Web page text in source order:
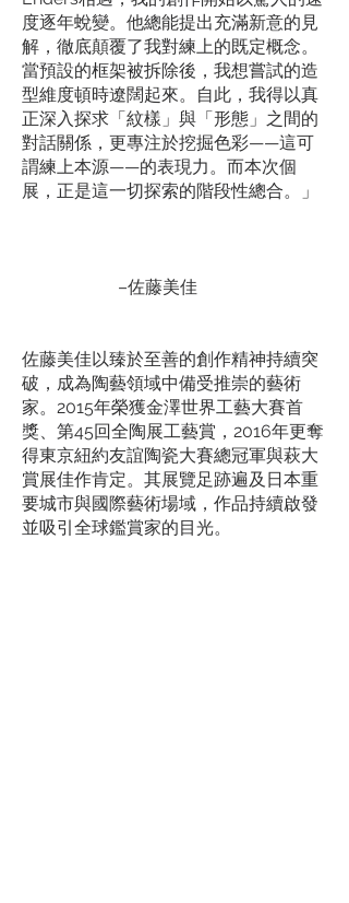
度逐年蛻變。他總能提出充滿新意的見
解，徹底顛覆了我對練上的既定概念。
當預設的框架被拆除後，我想嘗試的造
型維度頓時遼闊起來。自此，我得以真
正深入探求「紋樣」與「形態」之間的
對話關係，更專注於挖掘色彩——這可
謂練上本源——的表現力。而本次個
展，正是這一切探索的階段性總合。」
–佐藤美佳
佐藤美佳以臻於至善的創作精神持續突
破，成為陶藝領域中備受推崇的藝術
家。2015年榮獲金澤世界工藝大賽首
獎、第45回全陶展工藝賞，2016年更奪
得東京紐約友誼陶瓷大賽總冠軍與萩大
賞展佳作肯定。其展覽足跡遍及日本重
要城市與國際藝術場域，作品持續啟發
並吸引全球鑑賞家的目光。